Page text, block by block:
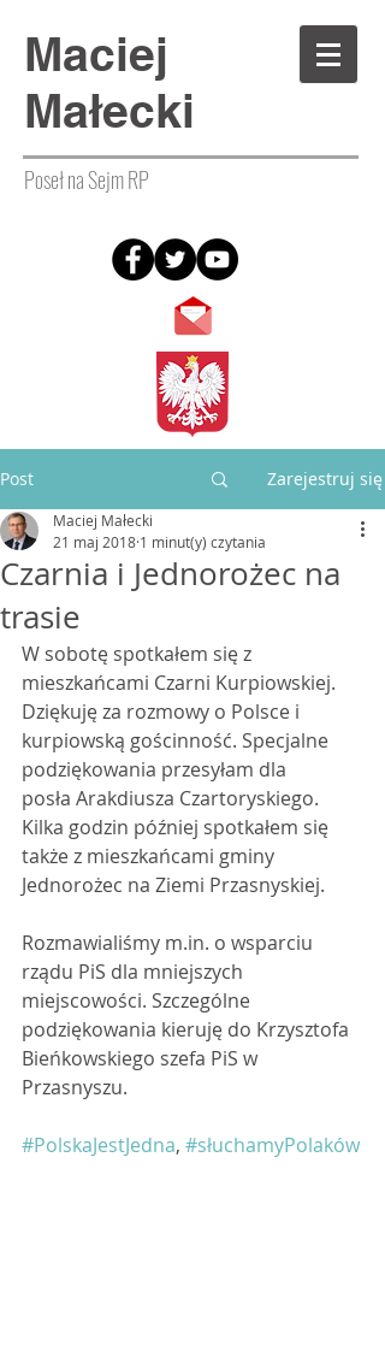
Maciej
Małecki
Poseł na Sejm RP
Post Zarejestruj się
Czarnia i Jednorożec na
trasie
Maciej Małecki
21 maj 2018 1 minut(y) czytania
W sobotę spotkałem się z
mieszkańcami Czarni Kurpiowskiej.
Dziękuję za rozmowy o Polsce i
kurpiowską gościnność. Specjalne
podziękowania przesyłam dla
posła Arakdiusza Czartoryskiego.
Kilka godzin później spotkałem się
także z mieszkańcami gminy
Jednorożec na Ziemi Przasnyskiej.
Rozmawialiśmy m.in. o wsparciu
rządu PiS dla mniejszych
miejscowości. Szczególne
podziękowania kieruję do Krzysztofa
Bieńkowskiego szefa PiS w
Przasnyszu.
#PolskaJestJedna, #słuchamyPolaków